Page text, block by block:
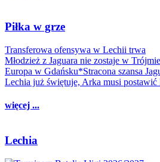
Piłka w grze
Transferowa ofensywa w Lechii trwa
Młodzież z Jaguara nie zostaje w
Europa w Gdańsku*Stracona szansa
Lechia już świętuje, Arka musi
więcej ...
Lechia